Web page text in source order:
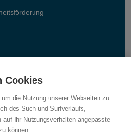
Cookies
die Nutzung unserer Webseiten zu
des Such und Surfverlaufs,
auf Ihr Nutzungsverhalten angepasste
können.